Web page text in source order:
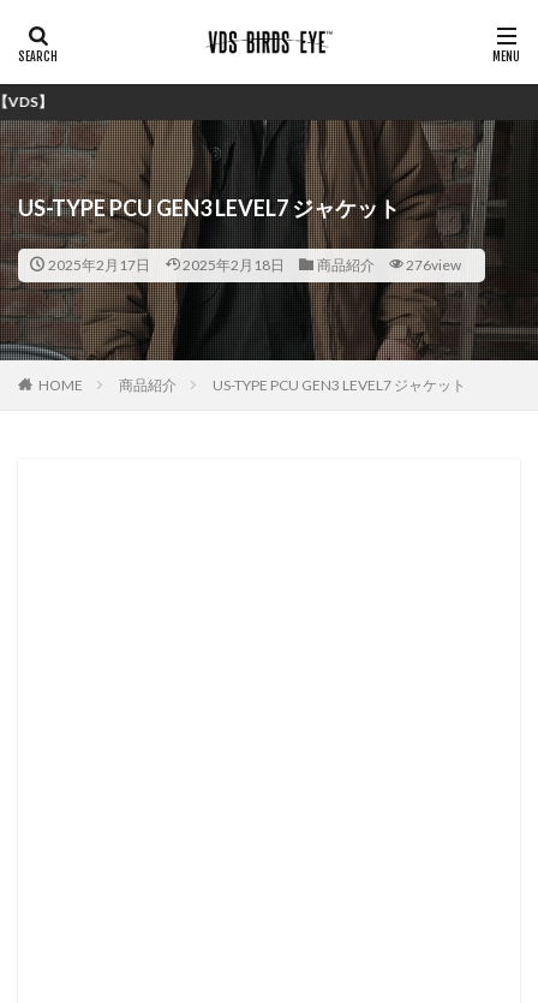
US-TYPE PCU GEN3 LEVEL7 ジャケット
2025年2月17日 2025年2月18日 商品紹介 276view
HOME 商品紹介 US-TYPE PCU GEN3 LEVEL7 ジャケット